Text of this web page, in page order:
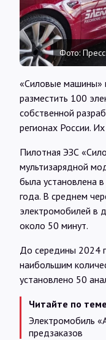
Фото:
«Силовые машины»
разместить 100
собственной
регионах России.
Пилотная ЭЗС
мультизарядной
была установлена
года. В среднем
электромобилей в
около 50 минут.
До середины 2024
наибольшим
установлено 50
Читайте по
Электромобиль
предзаказов